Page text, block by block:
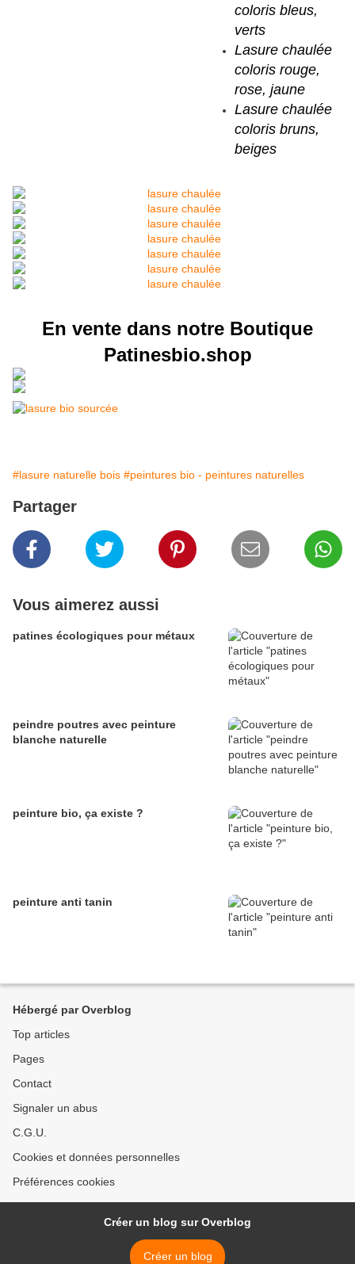
coloris bleus,
verts
Lasure chaulée
coloris rouge,
rose, jaune
Lasure chaulée
coloris bruns,
beiges
En vente dans notre Boutique
Patinesbio.shop
#lasure naturelle bois #peintures bio - peintures naturelles
Partager
Vous aimerez aussi
patines écologiques pour métaux
peindre poutres avec peinture
blanche naturelle
peinture bio, ça existe ?
peinture anti tanin
Hébergé par Overblog
Top articles
Pages
Contact
Signaler un abus
C.G.U.
Cookies et données personnelles
Préférences cookies
Créer un blog sur Overblog
Créer un blog